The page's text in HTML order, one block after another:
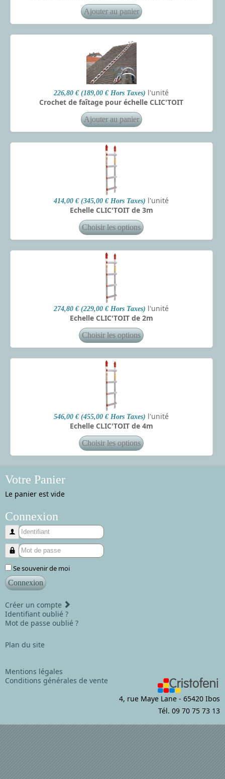
226,80 € (189,00 € Hors Taxes) l'unité
Crochet de faîtage pour échelle CLIC'TOIT
414,00 € (345,00 € Hors Taxes) l'unité
Echelle CLIC'TOIT de 3m
274,80 € (229,00 € Hors Taxes) l'unité
Echelle CLIC'TOIT de 2m
546,00 € (455,00 € Hors Taxes) l'unité
Echelle CLIC'TOIT de 4m
Votre Panier
Le panier est vide
Connexion
Identifiant
Mot de passe
Se souvenir de moi
Connexion
Créer un compte
Identifiant oublié ?
Mot de passe oublié ?
Plan du site
Mentions légales
Conditions générales de vente
4, rue Maye Lane - 65420 Ibos
Tél. 09 70 75 73 13